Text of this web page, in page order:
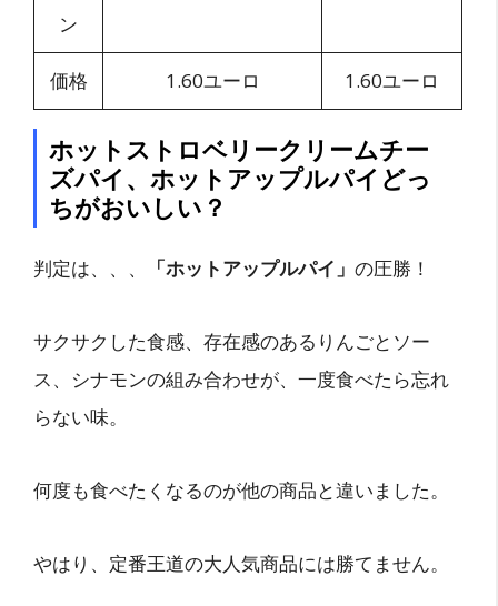
ン
価格 1.60ユーロ 1.60ユーロ
ホットストロベリークリームチー
ズパイ、ホットアップルパイどっ
ちがおいしい？
判定は、、、 「ホットアップルパイ」 の圧勝！
サクサクした食感、存在感のあるりんごとソー
ス、シナモンの組み合わせが、一度食べたら忘れ
らない味。
何度も食べたくなるのが他の商品と違いました。
やはり、定番王道の大人気商品には勝てません。